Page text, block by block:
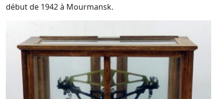
début de 1942 à Mourmansk.